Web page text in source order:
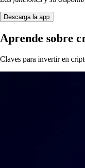
Descarga la app
Aprende sobre
Claves para invertir en